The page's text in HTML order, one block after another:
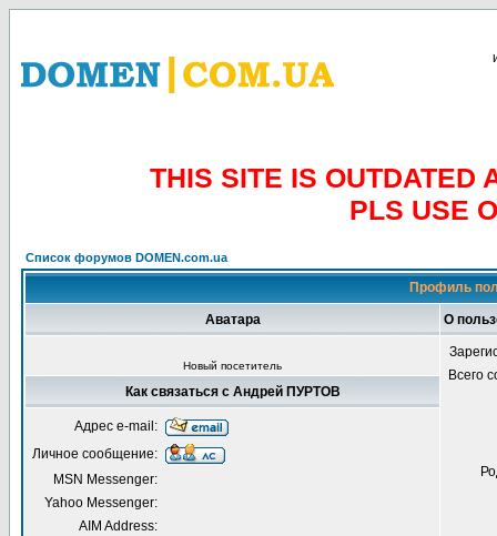
THIS SITE IS OUTDATED
PLS USE
Список форумов DOMEN.com.ua
Профиль
Аватара О
Новый посетитель
Всего
Как связаться с Андрей ПУРТОВ
Адрес e-mail:
Личное сообщение:
MSN Messenger:
Yahoo Messenger:
AIM Address: